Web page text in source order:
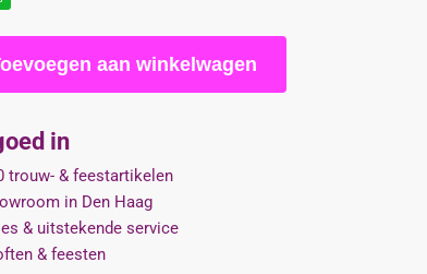
aan winkelwagen
in
trouw- & feestartikelen
in Den Haag
& uitstekende service
& feesten